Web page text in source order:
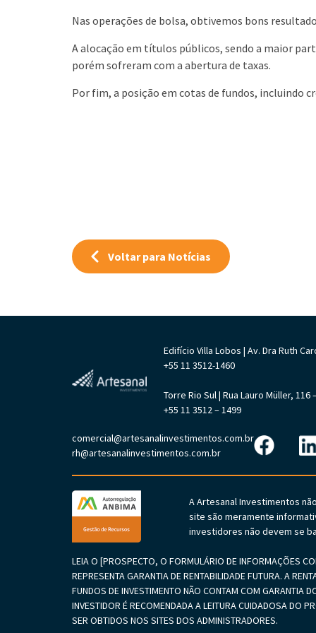
Nas operações de bolsa, obtivemos bons
A alocação em títulos públicos, sendo a maior
porém sofreram com a abertura de taxas.
Por fim, a posição em cotas de fundos, incluindo
Voltar para Notícias
Edifício Villa Lobos | Av. Dra Ruth
+55 11 3512-1460
Torre Rio Sul | Rua Lauro Müller,
+55 11 3512 – 1499
comercial@artesanalinvestimentos.com.br
rh@artesanalinvestimentos.com.br
A Artesanal Investimentos
site são meramente
investidores não devem se
LEIA O [PROSPECTO, O FORMULÁRIO DE INFORMAÇÕES
REPRESENTA GARANTIA DE RENTABILIDADE FUTURA. A
FUNDOS DE INVESTIMENTO NÃO CONTAM COM GARANTIA
INVESTIDOR É RECOMENDADA A LEITURA CUIDADOSA DO
SER OBTIDOS NOS SITES DOS ADMINISTRADORES.